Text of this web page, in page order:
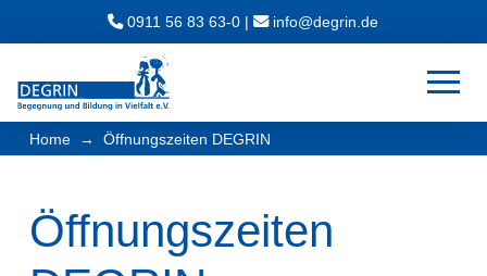
0911 56 83 63-0 | ed.nirged@ofni
Home → Öffnungszeiten DEGRIN
Öffnungszeiten